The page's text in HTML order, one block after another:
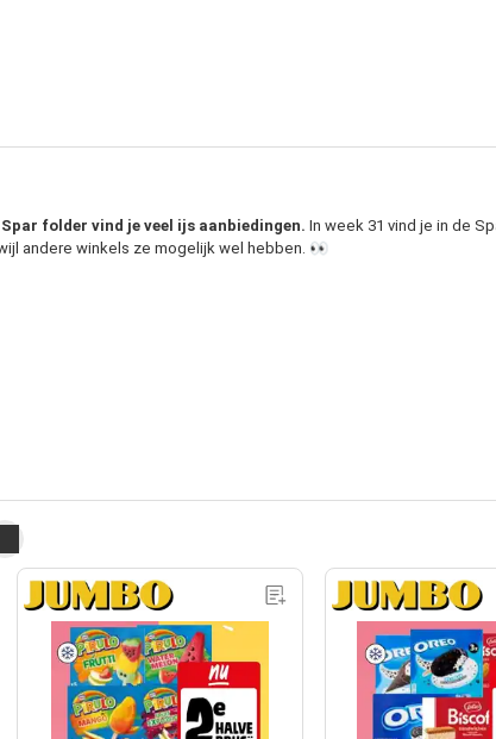
folder vind je veel ijs aanbiedingen. In week 31 vind je in de
andere winkels ze mogelijk wel hebben. 👀